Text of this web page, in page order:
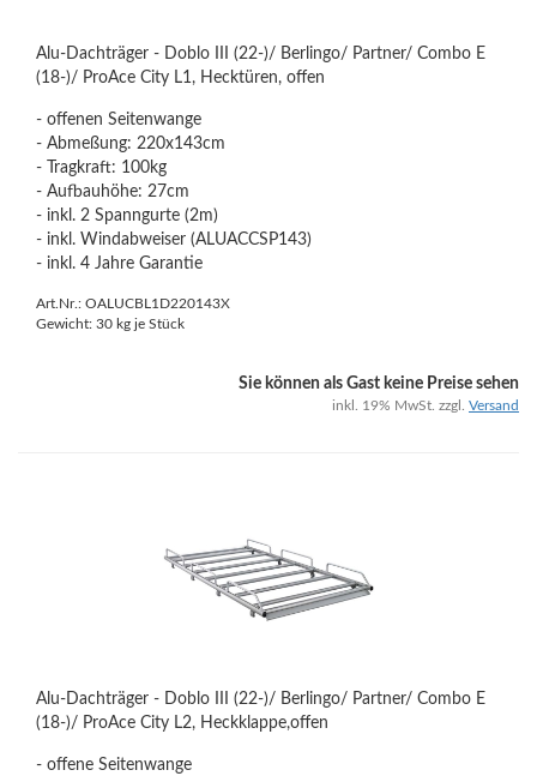
Alu-Dachträger - Doblo III (22-)/ Berlingo/ Partner/ Combo E
(18-)/ ProAce City L1, Hecktüren, offen
- offenen Seitenwange
- Abmeßung: 220x143cm
- Tragkraft: 100kg
- Aufbauhöhe: 27cm
- inkl. 2 Spanngurte (2m)
- inkl. Windabweiser (ALUACCSP143)
- inkl. 4 Jahre Garantie
Art.Nr.: OALUCBL1D220143X
Gewicht: 30 kg je Stück
Sie können als Gast keine Preise sehen
inkl. 19% MwSt. zzgl. Versand
Alu-Dachträger - Doblo III (22-)/ Berlingo/ Partner/ Combo E
(18-)/ ProAce City L2, Heckklappe,offen
- offene Seitenwange